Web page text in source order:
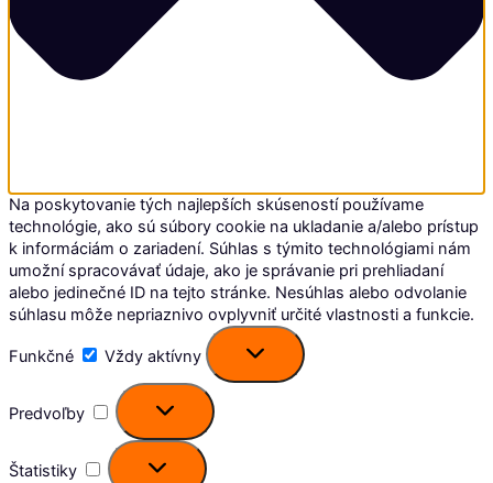
Na poskytovanie tých najlepších skúseností používame
technológie, ako sú súbory cookie na ukladanie a/alebo prístup
k informáciám o zariadení. Súhlas s týmito technológiami nám
umožní spracovávať údaje, ako je správanie pri prehliadaní
alebo jedinečné ID na tejto stránke. Nesúhlas alebo odvolanie
súhlasu môže nepriaznivo ovplyvniť určité vlastnosti a funkcie.
Funkčné
Vždy aktívny
Predvoľby
Predvoľby
Štatistiky
Štatistiky